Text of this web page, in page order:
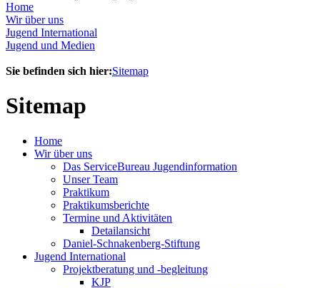
Home
Wir über uns
Jugend International
Jugend und Medien
Sie befinden sich hier:Sitemap
Sitemap
Home
Wir über uns
Das ServiceBureau Jugendinformation
Unser Team
Praktikum
Praktikumsberichte
Termine und Aktivitäten
Detailansicht
Daniel-Schnakenberg-Stiftung
Jugend International
Projektberatung und -begleitung
KJP